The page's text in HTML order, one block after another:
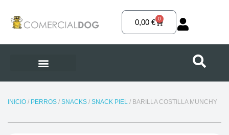
contenido
0,00€ 0
Carrito
INICIO/ PERROS/ SNACKS/ SNACK PIEL/ BARILLA COSTILLA MUNCHY